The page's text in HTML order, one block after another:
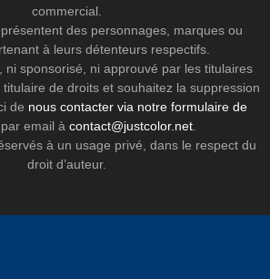
commercial.
des personnages, marques ou
à leurs détenteurs respectifs.
ni sponsorisé, ni approuvé par les titulaires
de droits et souhaitez la suppression
de nous contacter via notre formulaire de
email à contact@justcolor.net.
à un usage privé, dans le respect du
droit d’auteur.